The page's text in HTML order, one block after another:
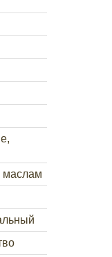
маслам